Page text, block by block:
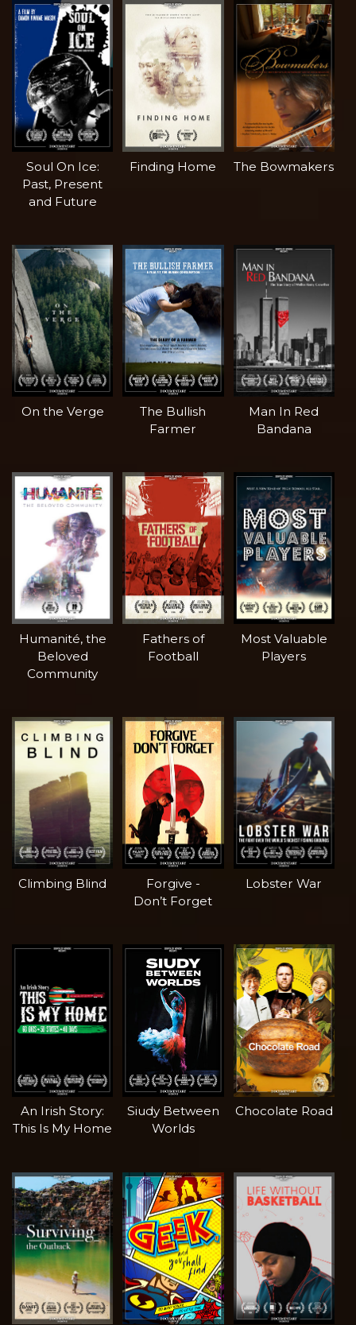
Soul On Ice:
Past, Present
and Future
Finding Home The Bowmakers
On the Verge
The Bullish
Farmer
Man In Red
Bandana
Humanité, the
Beloved
Community
Fathers of
Football
Most Valuable
Players
Climbing Blind
Forgive -
Don’t Forget
Lobster War
An Irish Story:
This Is My Home
Siudy Between
Worlds
Chocolate Road